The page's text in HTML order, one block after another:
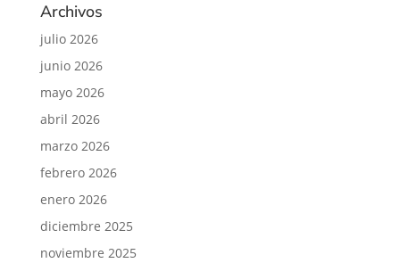
Archivos
julio 2026
junio 2026
mayo 2026
abril 2026
marzo 2026
febrero 2026
enero 2026
diciembre 2025
noviembre 2025